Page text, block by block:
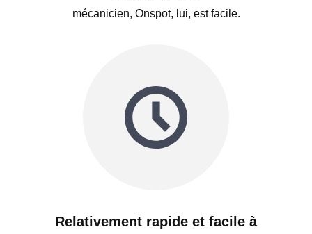
mécanicien, Onspot, lui, est facile.
Relativement rapide et facile à